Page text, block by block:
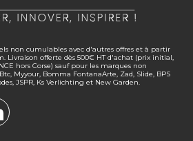
non cumulables avec d'autres offres et à partir
Livraison offerte dès 500€ HT d'achat (prix initial,
hors Corse) sauf pour les marques non
Myyour, Bomma FontanaArte, Zad, Slide, BPS
JSPR, Ks Verlichting et New Garden.